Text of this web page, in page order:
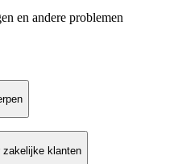
en andere problemen
zakelijke klanten